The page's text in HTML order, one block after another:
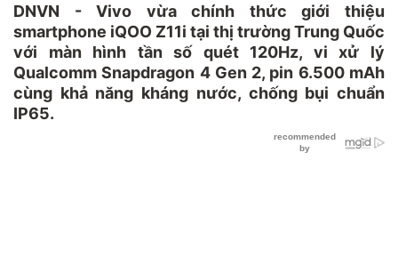
DNVN - Vivo vừa chính thức giới thiệu
smartphone iQOO Z11i tại thị trường Trung Quốc
với màn hình tần số quét 120Hz, vi xử lý
Qualcomm Snapdragon 4 Gen 2, pin 6.500 mAh
cùng khả năng kháng nước, chống bụi chuẩn
IP65.